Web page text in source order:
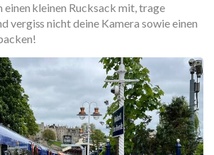
kleinen Rucksack mit, trage
vergiss nicht deine Kamera sowie einen